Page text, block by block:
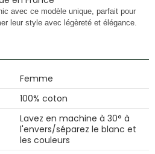
avec ce modèle unique, parfait pour
leur style avec légèreté et élégance.
Femme
100% coton
Lavez en machine à 30° à
l'envers/séparez le blanc et
les couleurs